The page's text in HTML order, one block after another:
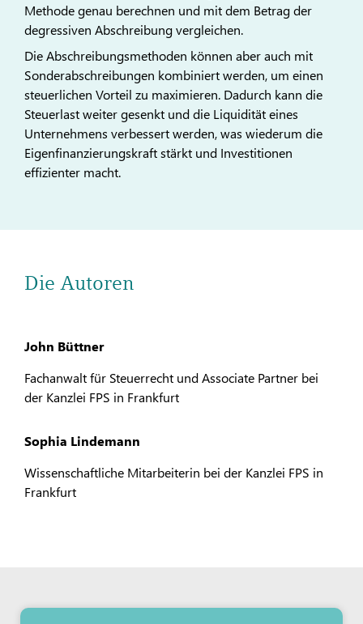
Methode genau berechnen und mit dem Betrag der
degressiven Abschreibung vergleichen.
Die Abschreibungsmethoden können aber auch mit
Sonderabschreibungen kombiniert werden, um einen
steuerlichen Vorteil zu maximieren. Dadurch kann die
Steuerlast weiter gesenkt und die Liquidität eines
Unternehmens verbessert werden, was wiederum die
Eigenfinanzierungskraft stärkt und Investitionen
effizienter macht.
Die Autoren
John Büttner
Fachanwalt für Steuerrecht und Associate Partner bei
der Kanzlei FPS in Frankfurt
Sophia Lindemann
Wissenschaftliche Mitarbeiterin bei der Kanzlei FPS in
Frankfurt